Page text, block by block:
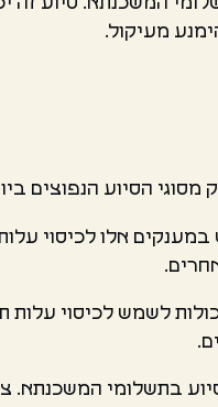
מעיקול.
הסיוע הנפוצים
אלו לכיסוי
לשמש לכיסוי
בתשלומי המשכנתא.